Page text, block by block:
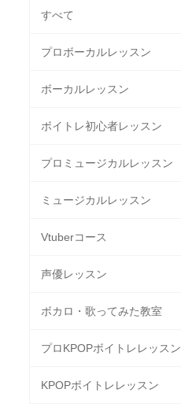
すべて
プロボーカルレッスン
ボーカルレッスン
ボイトレ初心者レッスン
プロミュージカルレッスン
ミュージカルレッスン
Vtuberコース
声優レッスン
ボカロ・歌ってみた教室
プロKPOPボイトレレッスン
KPOPボイトレレッスン